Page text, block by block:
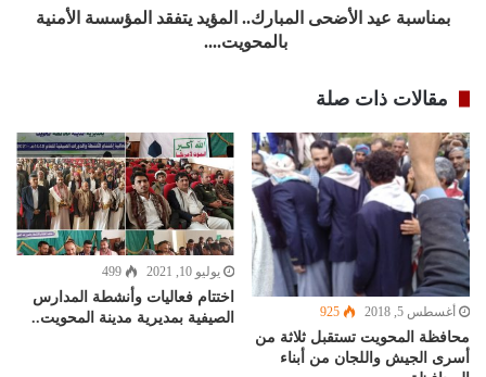
بمناسبة عيد الأضحى المبارك.. المؤيد يتفقد المؤسسة الأمنية
بالمحويت....
مقالات ذات صلة
أغسطس 5, 2018 925
محافظة المحويت تستقبل ثلاثة من
أسرى الجيش واللجان من أبناء
يوليو 10, 2021 499
اختتام فعاليات وأنشطة المدارس
الصيفية بمديرية مدينة المحويت..